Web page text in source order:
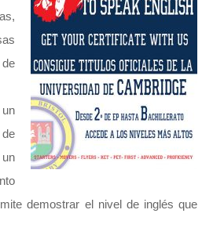
demostrar el nivel de inglés que